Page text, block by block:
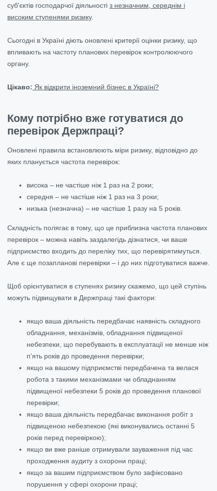
суб'єктів господарчої діяльності з незначним, середнім і
високим ступенями ризику.
Сьогодні в Україні діють оновлені критерії оцінки ризику, що
впливають на частоту планових перевірок контролюючого
органу.
Цікаво: Як відкрити іноземний бізнес в Україні?
Кому потрібно вже готуватися до
перевірок Держпраці?
Оновлені правила встановлюють міри ризику, відповідно до
яких планується частота перевірок:
висока – не частіше ніж 1 раз на 2 роки;
середня – не частіше ніж 1 раз на 3 роки;
низька (незначна) – не частіше 1 разу на 5 років.
Складність полягає в тому, що це приблизна частота планових
перевірок – можна навіть заздалегідь дізнатися, чи ваше
підприємство входить до переліку тих, що перевірятимуться.
Але є ще позапланові перевірки – і до них підготуватися важче.
Щоб орієнтуватися в ступенях ризику скажемо, що цей ступінь
можуть підвищувати в Держпраці такі фактори:
якщо ваша діяльність передбачає наявність складного
обладнання, механізмів, обладнання підвищеної
небезпеки, що перебувають в експлуатації не менше ніж
п'ять років до проведення перевірки;
якщо на вашому підприємстві передбачена та велася
робота з такими механізмами чи обладнанням
підвищеної небезпеки 5 років до проведення планової
перевірки;
якщо ваша діяльність передбачає виконання робіт з
підвищеною небезпекою (які виконувались останні 5
років перед перевіркою);
якщо ви вже раніше отримували зауваження під час
проходження аудиту з охорони праці;
якщо за вашим підприємством було зафіксовано
порушення у сфері охорони праці;